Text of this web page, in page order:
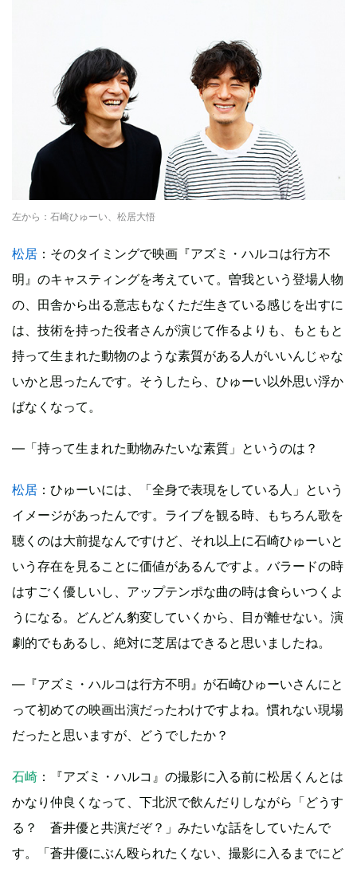
左から：石崎ひゅーい、松居大悟
松居 ：そのタイミングで映画『アズミ・ハルコは行方不
明』のキャスティングを考えていて。曽我という登場人物
の、田舎から出る意志もなくただ生きている感じを出すに
は、技術を持った役者さんが演じて作るよりも、もともと
持って生まれた動物のような素質がある人がいいんじゃな
いかと思ったんです。そうしたら、ひゅーい以外思い浮か
ばなくなって。
―「持って生まれた動物みたいな素質」というのは？
松居 ：ひゅーいには、「全身で表現をしている人」という
イメージがあったんです。ライブを観る時、もちろん歌を
聴くのは大前提なんですけど、それ以上に石崎ひゅーいと
いう存在を見ることに価値があるんですよ。バラードの時
はすごく優しいし、アップテンポな曲の時は食らいつくよ
うになる。どんどん豹変していくから、目が離せない。演
劇的でもあるし、絶対に芝居はできると思いましたね。
―『アズミ・ハルコは行方不明』が石崎ひゅーいさんにと
って初めての映画出演だったわけですよね。慣れない現場
だったと思いますが、どうでしたか？
石崎 ：『アズミ・ハルコ』の撮影に入る前に松居くんとは
かなり仲良くなって、下北沢で飲んだりしながら「どうす
る？ 蒼井優と共演だぞ？」みたいな話をしていたんで
す。「蒼井優にぶん殴られたくない、撮影に入るまでにど